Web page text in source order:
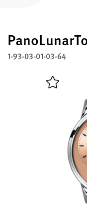
服務
保固、維修以及修復工
聯絡方式
與我們取得聯繫
1-93-03-01-03-64